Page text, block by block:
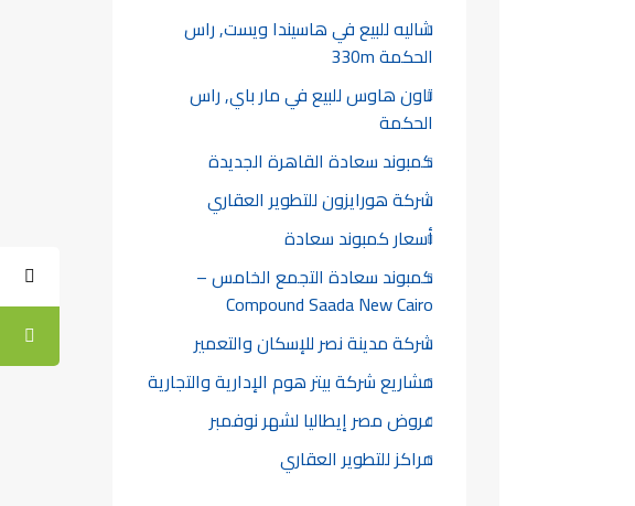
شاليه للبيع في هاسيندا ويست, راس
الحكمة 330m
تاون هاوس للبيع في مار باي, راس
الحكمة
كمبوند سعادة القاهرة الجديدة
شركة هورايزون للتطوير العقاري
أسعار كمبوند سعادة
كمبوند سعادة التجمع الخامس –
Compound Saada New Cairo
شركة مدينة نصر للإسكان والتعمير
مشاريع شركة بيتر هوم الإدارية والتجارية
عروض مصر إيطاليا لشهر نوفمبر
مراكز للتطوير العقاري